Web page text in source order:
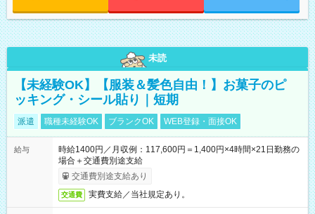
未読
【未経験OK】【服装＆髪色自由！】お菓子のピ
ッキング・シール貼り｜短期
派遣 職種未経験OK ブランクOK WEB登録・面接OK
給与
時給1400円／月収例：117,600円＝1,400円×4時間×21日勤務の
場合＋交通費別途支給
交通費別途支給あり
交通費 実費支給／当社規定あり。